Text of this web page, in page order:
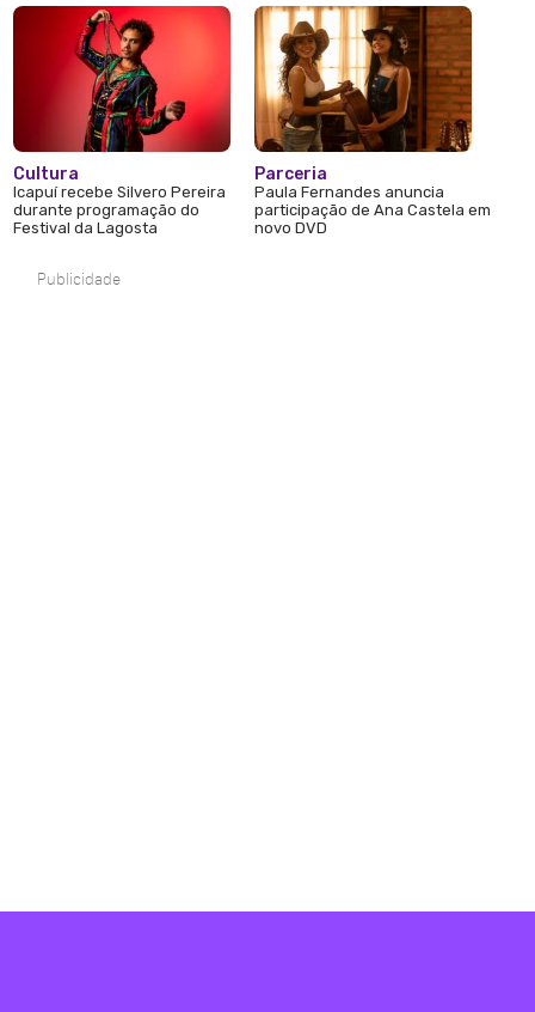
Cultura
Icapuí recebe Silvero Pereira
durante programação do
Festival da Lagosta
Parceria
Paula Fernandes anuncia
participação de Ana Castela em
novo DVD
Publicidade